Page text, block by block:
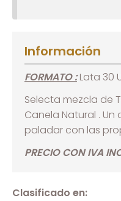
Información
FORMATO :Lata 30
Selecta mezcla de
Canela Natural .
paladar con las
PRECIO CON IVA
Clasificado en: